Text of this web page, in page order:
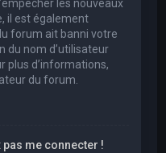
les nouveaux
il est également
forum ait banni votre
du nom d’utilisateur
plus d’informations,
du forum.
me connecter !